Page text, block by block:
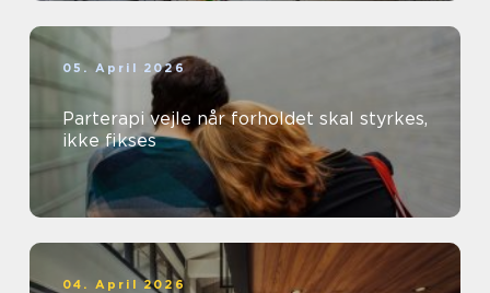
05. April 2026
Parterapi vejle når forholdet skal styrkes,
ikke fikses
04. April 2026